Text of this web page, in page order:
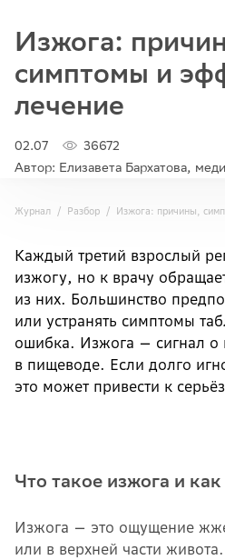
Изжога:
симптомы и
лечение
02.07
36672
Автор: Елизавета Бархатова,
Журнал Разбор Изжога: причины,
Каждый третий взрослый
изжогу, но к врачу
из них. Большинство
или устранять симптомы
ошибка. Изжога — сигнал о
в пищеводе. Если долго
это может привести к
Что такое изжога и
Изжога — это ощущение
или в верхней части